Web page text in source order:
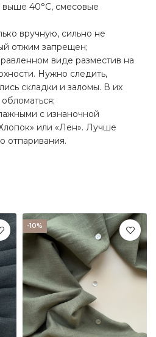
40°С, смесовые
вручную, сильно не
отжим запрещен;
виде разместив на
Нужно следить,
складки и заломы. В их
с изнаночной
или «Лен». Лучше
отпаривания.
-10%